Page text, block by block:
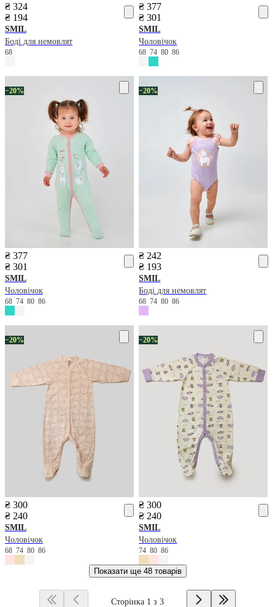
₴ 324
₴ 194
SMIL
Боді для немовлят
68
₴ 377
₴ 301
SMIL
Чоловічок
68748086
−20%
₴ 377
₴ 301
SMIL
Чоловічок
68 74 80 86
−20%
₴ 242
₴ 193
SMIL
Боді для немовлят
68748086
−20%
₴ 300
₴ 240
SMIL
Чоловічок
68 74 80 86
−20%
₴ 300
₴ 240
SMIL
Чоловічок
748086
Показати ще 48 товарів
Сторінка 1 з 3